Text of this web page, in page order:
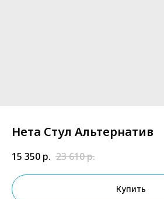
Нета Стул Альтернатив
15 350 р. 23 610р.
Купить